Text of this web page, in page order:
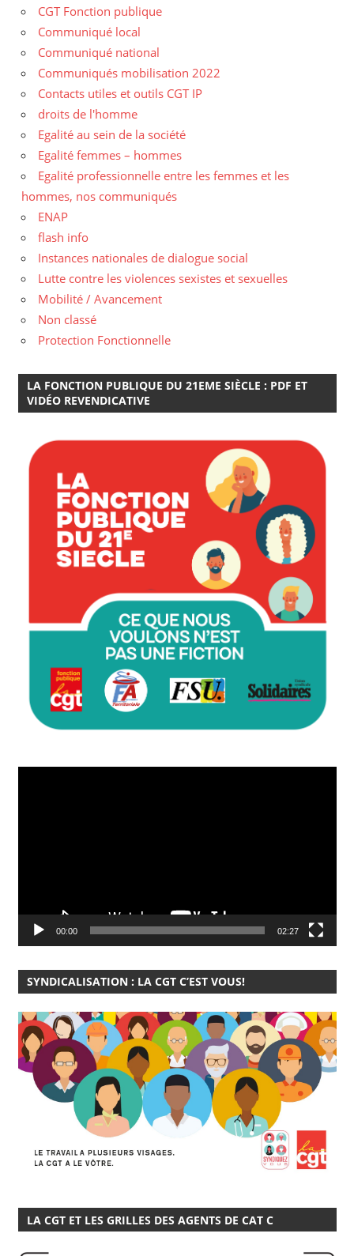
CGT Fonction publique
Communiqué local
Communiqué national
Communiqués mobilisation 2022
Contacts utiles et outils CGT IP
droits de l'homme
Egalité au sein de la société
Egalité femmes – hommes
Egalité professionnelle entre les femmes et les
hommes, nos communiqués
ENAP
flash info
Instances nationales de dialogue social
Lutte contre les violences sexistes et sexuelles
Mobilité / Avancement
Non classé
Protection Fonctionnelle
LA FONCTION PUBLIQUE DU 21EME SIÈCLE : PDF ET
VIDÉO REVENDICATIVE
00:00 02:27
SYNDICALISATION : LA CGT C’EST VOUS!
LA CGT ET LES GRILLES DES AGENTS DE CAT C